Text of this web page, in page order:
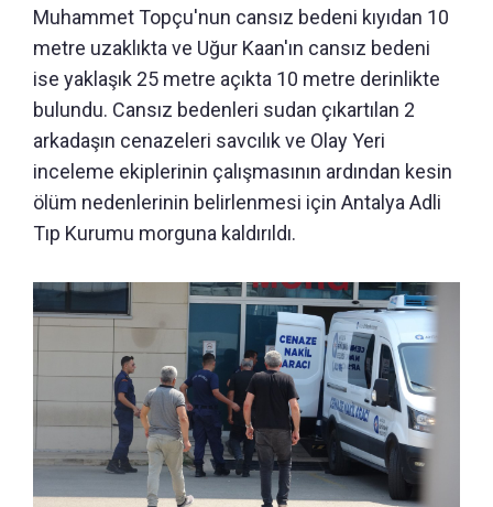
Muhammet Topçu'nun cansız bedeni kıyıdan 10
metre uzaklıkta ve Uğur Kaan'ın cansız bedeni
ise yaklaşık 25 metre açıkta 10 metre derinlikte
bulundu. Cansız bedenleri sudan çıkartılan 2
arkadaşın cenazeleri savcılık ve Olay Yeri
inceleme ekiplerinin çalışmasının ardından kesin
ölüm nedenlerinin belirlenmesi için Antalya Adli
Tıp Kurumu morguna kaldırıldı.